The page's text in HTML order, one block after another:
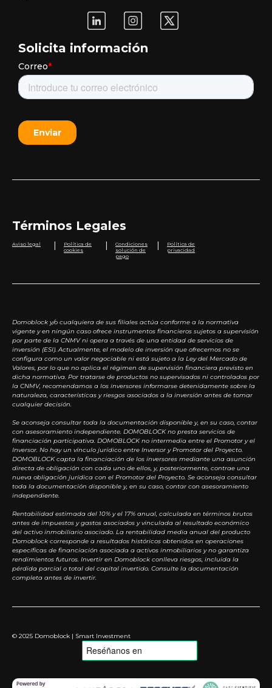
Solicita información
Términos Legales
Aviso legal
Política de
cookies
Condiciones
solución de
pago
Política de
privacidad
Domoblock y/o cualquiera de sus filiales actúa conforme a la normativa
vigente y en ningún caso ofrece instrumentos financieros sujetos a supervisión
por parte de la CNMV ni opera a través de una entidad de servicios de
inversión (ESI). Actualmente, el modelo de inversión que ofrecemos no se
configura como un valor negociable ni está sujeto a la Ley del Mercado de
Valores, por lo que no aplica el régimen de supervisión financiera previsto en
dicha normativa. Por tratarse de productos no supervisados ni controlados por
la CNMV, recomendamos a los inversores informarse detenidamente sobre la
naturaleza, características y riesgos asociados a la inversión antes de tomar
cualquier decisión.
Se aconseja consultar toda la documentación disponible y, en su caso, contar
con asesoramiento independiente. DOMOBLOCK no presta servicios de
financiación participativa. DOMOBLOCK no intermedia entre el Promotor y el
Inversor. No hay un vínculo jurídico entre Inversor y Promotor del Proyecto.
DOMOBLOCK capta la financiación de los inversores mediante una asunción
directa de obligación con cada uno de ellos, y, posteriormente, contrae una
nueva obligación jurídica con el Promotor del Proyecto. Se aconseja consultar
toda la documentación disponible y, en su caso, contar con asesoramiento
independiente.
Rentabilidad estimada del 10% y el 17% anual, calculada en términos brutos
antes de impuestos y gastos asociados y vinculada al resultado económico
del activo inmobiliario asociado. La rentabilidad media anual del producto
Domoblock corresponde a resultados históricos obtenidos en operaciones
específicas de financiación asociada a activos inmobiliarios y no garantiza
rendimientos futuros. Invertir en Domoblock conlleva riesgos, incluida la
pérdida parcial o total del capital invertido. Consulte la documentación
completa antes de invertir.
© 2025 Domoblock | Smart Investment